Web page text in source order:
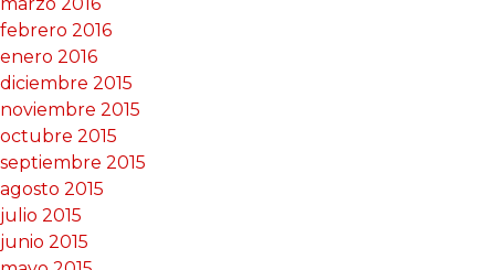
febrero 2016
enero 2016
diciembre 2015
noviembre 2015
octubre 2015
septiembre 2015
agosto 2015
julio 2015
junio 2015